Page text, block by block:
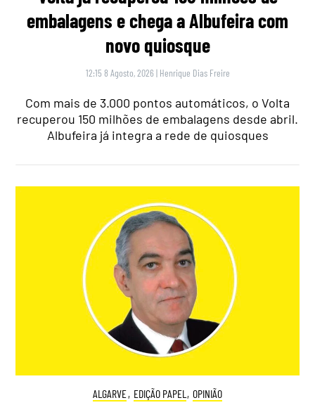
embalagens e chega a Albufeira com
novo quiosque
12:15 8 Agosto, 2026 | Henrique Dias Freire
Com mais de 3.000 pontos automáticos, o Volta
recuperou 150 milhões de embalagens desde abril.
Albufeira já integra a rede de quiosques
ALGARVE, EDIÇÃO PAPEL , OPINIÃO